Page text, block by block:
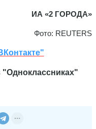
ИА «2 ГОРОДА»
Фото: REUTERS